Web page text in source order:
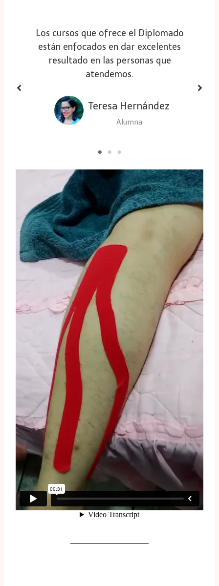
Los cursos que ofrece el Diplomado
están enfocados en dar excelentes
resultado en las personas que
atendemos.
Teresa Hernández
Alumna